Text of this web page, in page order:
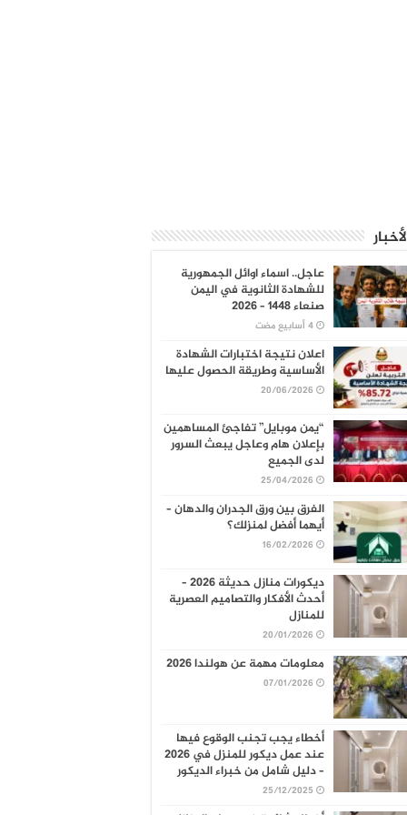
عاجل.. اسماء اوائل الجمهورية
للشهادة الثانوية في اليمن
صنعاء 1448 – 2026
اعلان نتيجة اختبارات الشهادة
الأساسية وطريقة الحصول عليها
20/06/2026
“يمن موبايل” تفاجئ المساهمين
بإعلان هام وعاجل يبعث السرور
لدى الجميع
25/04/2026
الفرق بين ورق الجدران والدهان –
أيهما أفضل لمنزلك؟
16/02/2026
ديكورات منازل حديثة 2026 –
أحدث الأفكار والتصاميم العصرية
للمنازل
20/01/2026
معلومات مهمة عن هولندا 2026
07/01/2026
أخطاء يجب تجنب الوقوع فيها
عند عمل ديكور للمنزل في 2026
– دليل شامل من خبراء الديكور
25/12/2025